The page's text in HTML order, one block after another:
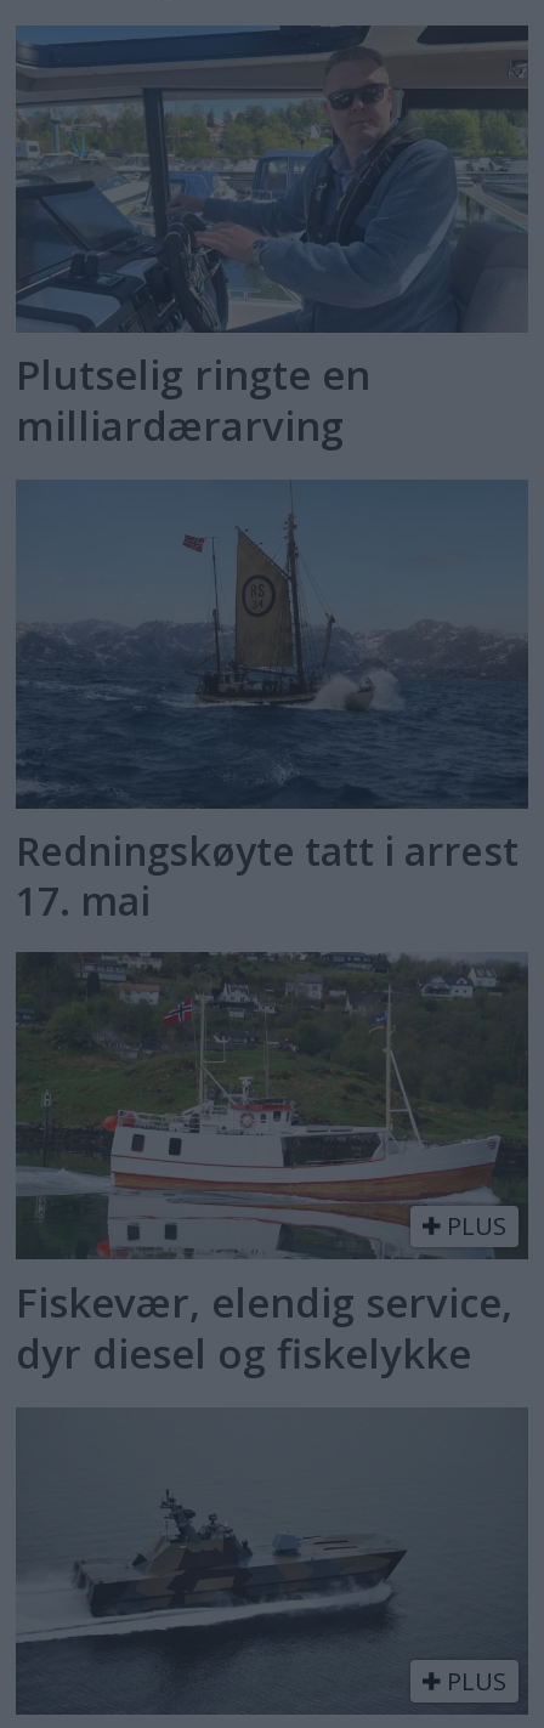
Plutselig ringte en
milliardærarving
Redningskøyte tatt i arrest
17. mai
PLUS
Fiskevær, elendig service,
dyr diesel og fiskelykke
PLUS